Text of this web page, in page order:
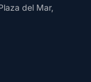
del Mar,